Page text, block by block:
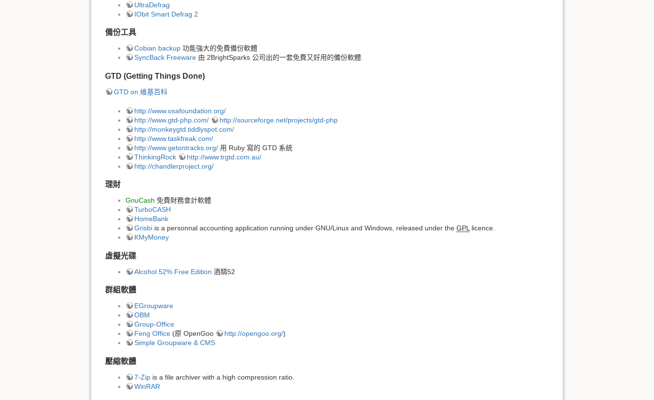
UltraDefrag
IObit Smart Defrag 2
備份工具
Cobian backup 功能強大的免費備份軟體
SyncBack Freeware 由 2BrightSparks 公司出的一套免費又好用的備份軟體.
GTD (Getting Things Done)
GTD on 維基百科
http://www.osafoundation.org/
http://www.gtd-php.com/
http://sourceforge.net/projects/gtd-php
http://monkeygtd.tiddlyspot.com/
http://www.taskfreak.com/
http://www.getontracks.org/ 用 Ruby 寫的 GTD 系統
ThinkingRock
http://www.trgtd.com.au/
http://chandlerproject.org/
理財
GnuCash 免費財務會計軟體
TurboCASH
HomeBank
Grisbi is a personnal accounting application running under GNU/Linux and Windows, released under the GPL licence.
KMyMoney
虛擬光碟
Alcohol 52% Free Edition 酒精52
群組軟體
EGroupware
OBM
Group-Office
Feng Office (原 OpenGoo http://opengoo.org/)
Simple Groupware & CMS
壓縮軟體
7-Zip is a file archiver with a high compression ratio.
WinRAR